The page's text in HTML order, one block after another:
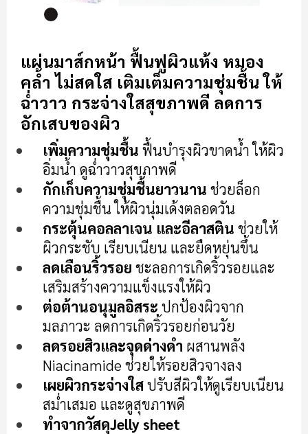
ที่
ส่วน
เริ่ม
ต้น
ของ
รูปภาพ
แผ่นมาส์กหน้า ฟื้นฟูผิวแห้ง หมอง
คล้ำ ไม่สดใส เติมเต็มความชุ่มชื้น ให้
ฉ่ำวาว กระจ่างใสสุขภาพดี ลดการ
อักเสบของผิว
เพิ่มความชุ่มชื้น ฟื้นบำรุงผิวขาดน้ำ ให้ผิว
อิ่มน้ำ ดูฉ่ำวาวสุขภาพดี
กักเก็บความชุ่มชื้นยาวนาน ช่วยล็อก
ความชุ่มชื้น ให้ผิวนุ่มเด้งตลอดวัน
กระตุ้นคอลลาเจน และอีลาสติน ช่วยให้
ผิวกระชับ เรียบเนียน และยืดหยุ่นขึ้น
ลดเลือนริ้วรอย ชะลอการเกิดริ้วรอยและ
เสริมสร้างความแข็งแรงให้ผิว
ต่อต้านอนุมูลอิสระ ปกป้องผิวจาก
มลภาวะ ลดการเกิดริ้วรอยก่อนวัย
ลดรอยสิวและจุดด่างดำ ผสานพลัง
Niacinamide ช่วยให้รอยสิวจางลง
เผยผิวกระจ่างใสปรับสีผิวให้ดูเรียบเนียน
สม่ำเสมอ และดูสุขภาพดี
ทำจากวัสดุJelly sheet